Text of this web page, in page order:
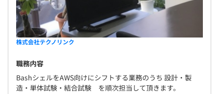
株式会社テクノリンク
職務内容
BashシェルをAWS向けにシフトする業務のうち 設計・製
造・単体試験・結合試験 を順次担当して頂きます。